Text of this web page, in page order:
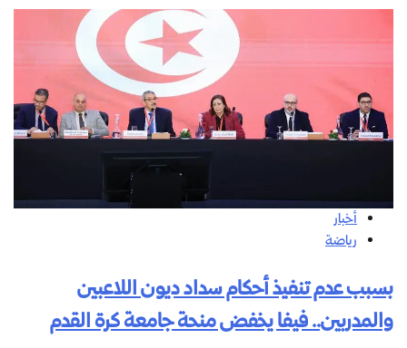
أخبار
رياضة
بسبب عدم تنفيذ أحكام سداد ديون اللاعبين
والمدربين.. فيفا يخفض منحة جامعة كرة القدم